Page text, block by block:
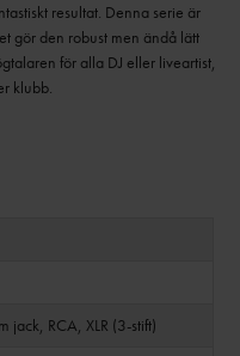
resultat. Denna serie är
gör den robust men ändå lätt
för alla DJ eller liveartist,
klubb.
RCA, XLR (3-stift)